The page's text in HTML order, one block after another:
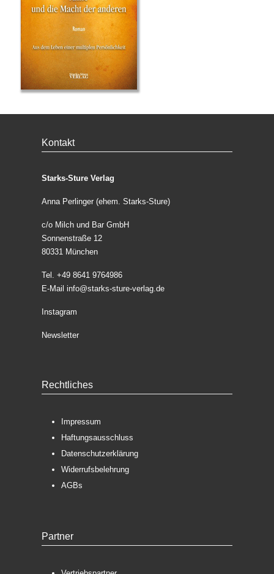
Kontakt
Starks-Sture Verlag
Anna Perlinger (ehem. Starks-Sture)
c/o Milch und Bar GmbH
Sonnenstraße 12
80331 München
Tel. +49 8641 9764986
E-Mail info@starks-sture-verlag.de
Instagram
Newsletter
Rechtliches
Impressum
Haftungsausschluss
Datenschutzerklärung
Widerrufsbelehrung
AGBs
Partner